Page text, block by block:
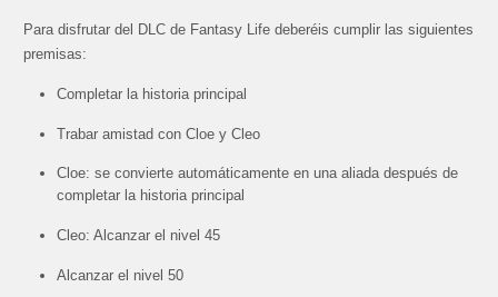
Para disfrutar del DLC de Fantasy Life deberéis cumplir las siguientes
premisas:
Completar la historia principal
Trabar amistad con Cloe y Cleo
Cloe: se convierte automáticamente en una aliada después de
completar la historia principal
Cleo: Alcanzar el nivel 45
Alcanzar el nivel 50